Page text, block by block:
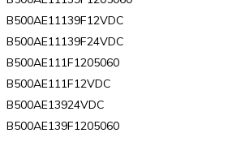
B500AE11139F12VDC
B500AE11139F24VDC
B500AE111F1205060
B500AE111F12VDC
B500AE13924VDC
B500AE139F1205060